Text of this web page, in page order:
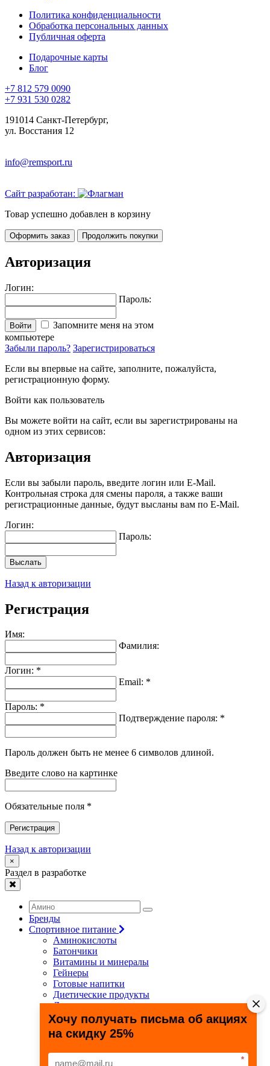
Политика конфиденциальности
Обработка персональных данных
Публичная оферта
Подарочные карты
Блог
+7 812 579 0090
+7 931 530 0282
191014 Санкт-Петербург,
ул. Восстания 12
info@remsport.ru
Сайт разработан:
Товар успешно добавлен в корзину
Оформить заказ Продолжить покупки
Авторизация
Логин:
Пароль:
Войти
Запомните меня на этом
компьютере
Забыли пароль? Зарегистрироваться
Если вы впервые на сайте, заполните, пожалуйста,
регистрационную форму.
Войти как пользователь
Вы можете войти на сайт, если вы зарегистрированы на
одном из этих сервисов:
Авторизация
Если вы забыли пароль, введите логин или E-Mail.
Контрольная строка для смены пароля, а также ваши
регистрационные данные, будут высланы вам по E-Mail.
Логин:
Пароль:
Выслать
Назад к авторизации
Регистрация
Имя:
Фамилия:
Логин: *
Email: *
Пароль: *
Подтверждение пароля: *
Пароль должен быть не менее 6 символов длиной.
Введите слово на картинке
Обязательные поля *
Регистрация
Назад к авторизации
×
Раздел в разработке
Бренды
Спортивное питание
Аминокислоты
Батончики
Витамины и минералы
Гейнеры
Готовые напитки
Диетические продукты
Для связок и суставов
Жиросжигатели
Здоровье и долголетие
Креатин
Специальные препараты
Хочу получать письма об акциях
на скидку 25%
*